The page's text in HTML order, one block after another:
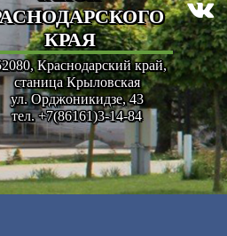
КРАЯ
Краснодарский край,
станица Крыловская
ул. Орджоникидзе, 43
тел. +7(86161)3-14-84